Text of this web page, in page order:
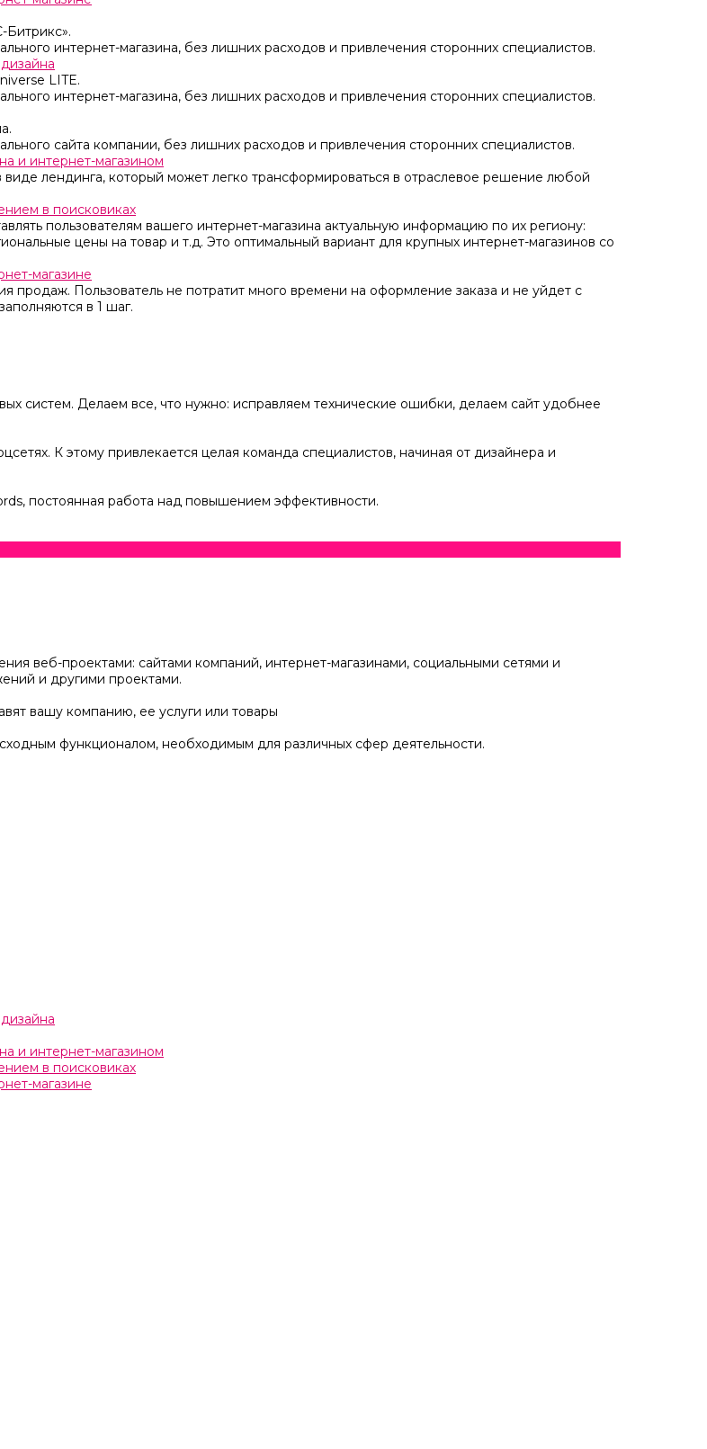
Битрикс».
интернет-магазина, без лишних расходов и привлечения сторонних специалистов.
LITE.
интернет-магазина, без лишних расходов и привлечения сторонних специалистов.
сайта компании, без лишних расходов и привлечения сторонних специалистов.
и интернет-магазином
лендинга, который может легко трансформироваться в отраслевое решение любой
в поисковиках
пользователям вашего интернет-магазина актуальную информацию по их региону:
цены на товар и т.д. Это оптимальный вариант для крупных интернет-магазинов со
магазине
продаж. Пользователь не потратит много времени на оформление заказа и не уйдет с
в 1 шаг.
систем. Делаем все, что нужно: исправляем технические ошибки, делаем сайт удобнее
К этому привлекается целая команда специалистов, начиная от дизайнера и
постоянная работа над повышением эффективности.
веб-проектами: сайтами компаний, интернет-магазинами, социальными сетями и
и другими проектами.
вашу компанию, ее услуги или товары
функционалом, необходимым для различных сфер деятельности.
и интернет-магазином
в поисковиках
магазине